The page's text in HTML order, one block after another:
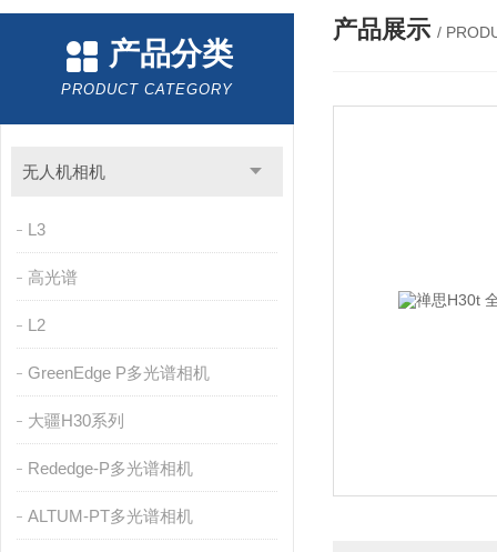
产品分类
PRODUCT CATEGORY
无人机相机
L3
高光谱
L2
GreenEdge P多光谱相机
大疆H30系列
Rededge-P多光谱相机
ALTUM-PT多光谱相机
产品展示 /